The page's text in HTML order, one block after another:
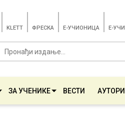
KLETT ФРЕСКА E-УЧИОНИЦА E-УЧИ
ЗА УЧЕНИКЕ ВЕСТИ АУТОРИ